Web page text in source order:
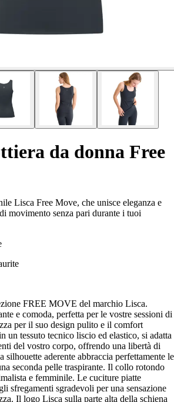
da donna Free
Lisca Free Move, che unisce eleganza e
movimento senza pari durante i tuoi
FREE MOVE del marchio Lisca.
e comoda, perfetta per le vostre sessioni di
per il suo design pulito e il comfort
un tessuto tecnico liscio ed elastico, si adatta
del vostro corpo, offrendo una libertà di
silhouette aderente abbraccia perfettamente le
seconda pelle traspirante. Il collo rotondo
e femminile. Le cuciture piatte
sfregamenti sgradevoli per una sensazione
Il logo Lisca sulla parte alta della schiena